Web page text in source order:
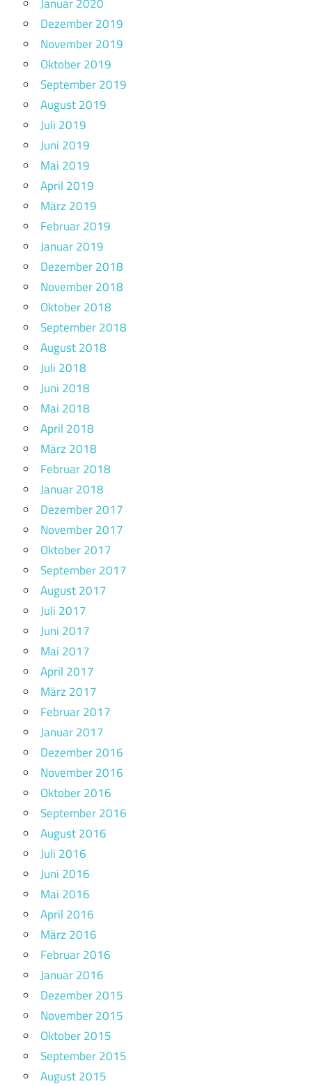
Dezember 2019
November 2019
Oktober 2019
September 2019
August 2019
Juli 2019
Juni 2019
Mai 2019
April 2019
März 2019
Februar 2019
Januar 2019
Dezember 2018
November 2018
Oktober 2018
September 2018
August 2018
Juli 2018
Juni 2018
Mai 2018
April 2018
März 2018
Februar 2018
Januar 2018
Dezember 2017
November 2017
Oktober 2017
September 2017
August 2017
Juli 2017
Juni 2017
Mai 2017
April 2017
März 2017
Februar 2017
Januar 2017
Dezember 2016
November 2016
Oktober 2016
September 2016
August 2016
Juli 2016
Juni 2016
Mai 2016
April 2016
März 2016
Februar 2016
Januar 2016
Dezember 2015
November 2015
Oktober 2015
September 2015
August 2015